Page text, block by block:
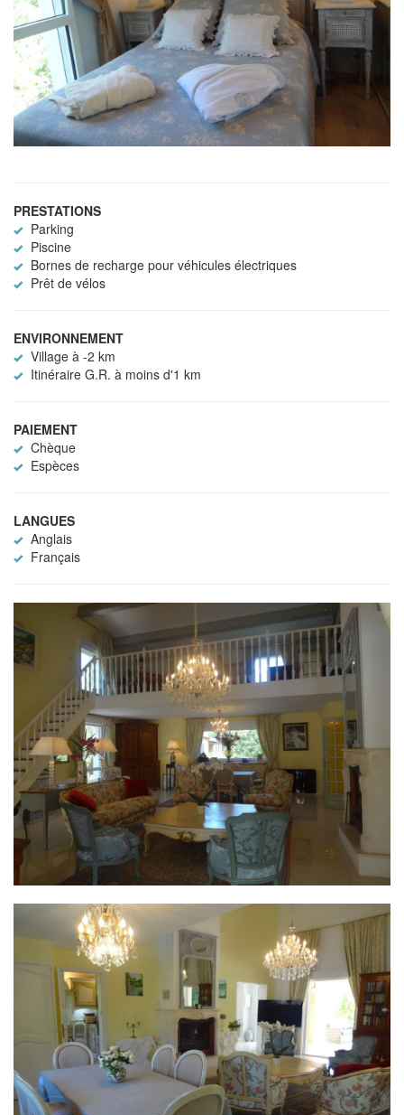
PRESTATIONS
Parking
Piscine
Bornes de recharge pour véhicules électriques
Prêt de vélos
ENVIRONNEMENT
Village à -2 km
Itinéraire G.R. à moins d'1 km
PAIEMENT
Chèque
Espèces
LANGUES
Anglais
Français